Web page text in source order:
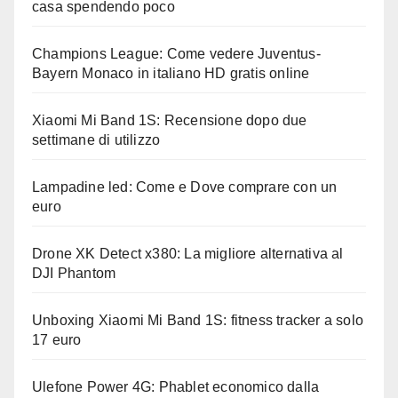
casa spendendo poco
Champions League: Come vedere Juventus-
Bayern Monaco in italiano HD gratis online
Xiaomi Mi Band 1S: Recensione dopo due
settimane di utilizzo
Lampadine led: Come e Dove comprare con un
euro
Drone XK Detect x380: La migliore alternativa al
DJI Phantom
Unboxing Xiaomi Mi Band 1S: fitness tracker a solo
17 euro
Ulefone Power 4G: Phablet economico dalla